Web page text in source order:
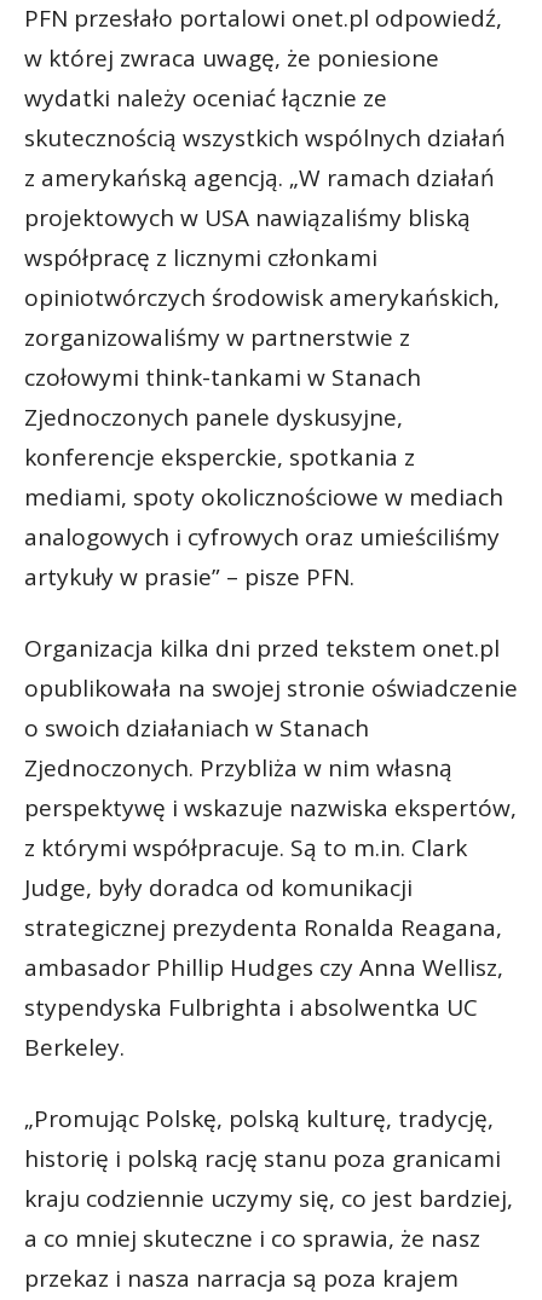
PFN przesłało portalowi onet.pl odpowiedź,
w której zwraca uwagę, że poniesione
wydatki należy oceniać łącznie ze
skutecznością wszystkich wspólnych działań
z amerykańską agencją. „W ramach działań
projektowych w USA nawiązaliśmy bliską
współpracę z licznymi członkami
opiniotwórczych środowisk amerykańskich,
zorganizowaliśmy w partnerstwie z
czołowymi think-tankami w Stanach
Zjednoczonych panele dyskusyjne,
konferencje eksperckie, spotkania z
mediami, spoty okolicznościowe w mediach
analogowych i cyfrowych oraz umieściliśmy
artykuły w prasie” – pisze PFN.
Organizacja kilka dni przed tekstem onet.pl
opublikowała na swojej stronie oświadczenie
o swoich działaniach w Stanach
Zjednoczonych. Przybliża w nim własną
perspektywę i wskazuje nazwiska ekspertów,
z którymi współpracuje. Są to m.in. Clark
Judge, były doradca od komunikacji
strategicznej prezydenta Ronalda Reagana,
ambasador Phillip Hudges czy Anna Wellisz,
stypendyska Fulbrighta i absolwentka UC
Berkeley.
„Promując Polskę, polską kulturę, tradycję,
historię i polską rację stanu poza granicami
kraju codziennie uczymy się, co jest bardziej,
a co mniej skuteczne i co sprawia, że nasz
przekaz i nasza narracja są poza krajem